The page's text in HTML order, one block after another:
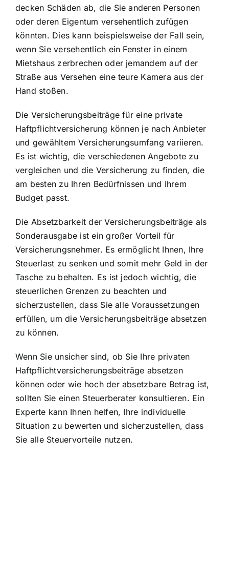
decken Schäden ab, die Sie anderen Personen
oder deren Eigentum versehentlich zufügen
könnten. Dies kann beispielsweise der Fall sein,
wenn Sie versehentlich ein Fenster in einem
Mietshaus zerbrechen oder jemandem auf der
Straße aus Versehen eine teure Kamera aus der
Hand stoßen.
Die Versicherungsbeiträge für eine private
Haftpflichtversicherung können je nach Anbieter
und gewähltem Versicherungsumfang variieren.
Es ist wichtig, die verschiedenen Angebote zu
vergleichen und die Versicherung zu finden, die
am besten zu Ihren Bedürfnissen und Ihrem
Budget passt.
Die Absetzbarkeit der Versicherungsbeiträge als
Sonderausgabe ist ein großer Vorteil für
Versicherungsnehmer. Es ermöglicht Ihnen, Ihre
Steuerlast zu senkenund somit mehr Geld in der
Tasche zu behalten. Es ist jedoch wichtig, die
steuerlichen Grenzen zu beachten und
sicherzustellen, dass Sie alle Voraussetzungen
erfüllen, um die Versicherungsbeiträge absetzen
zu können.
Wenn Sie unsicher sind, ob Sie Ihre privaten
Haftpflichtversicherungsbeiträge absetzen
können oder wie hoch der absetzbare Betrag ist,
sollten Sie einen Steuerberater konsultieren. Ein
Experte kann Ihnen helfen, Ihre individuelle
Situation zu bewerten und sicherzustellen, dass
Sie alle Steuervorteile nutzen.